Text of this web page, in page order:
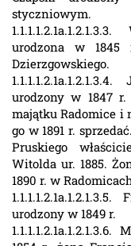
styczniowym.
urodzona w
Dzierzgowskiego.
urodzony w 1847
majątku Radomice i
go w 1891 r.
Pruskiego
Witolda ur. 1885.
1890 r. w
urodzony w 1849 r.